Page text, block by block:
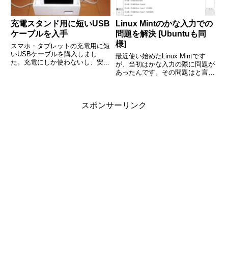
充電スタンド用に短いUSB
ケーブルを入手
スマホ・タブレットの充電用に短
いUSBケーブルを購入しまし
た。充電にしか使わないし、安く
Type-CのUSBケーブルです...
Linux Mintのかな入力での
問題を解決 [Ubuntuも同
様]
最近使い始めたLinux Mintです
が、当初はかな入力の際に問題が
あったんです。その問題はと言う
に悩んでいる人がいなのか、ググ
スポンサーリンク